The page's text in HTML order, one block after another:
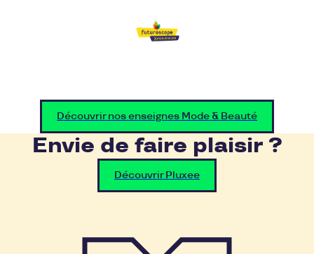
Découvrir nos enseignes Mode & Beauté
Envie de faire plaisir ?
Découvrir Pluxee